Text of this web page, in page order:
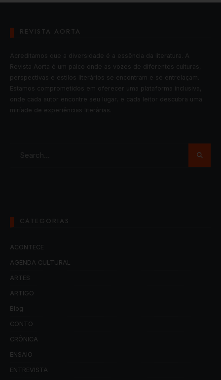
REVISTA AORTA
Acreditamos que a diversidade é a essência da literatura. A
Revista Aorta é um palco onde as vozes de diferentes culturas,
perspectivas e estilos literários se encontram e se entrelaçam.
Estamos comprometidos em oferecer uma plataforma inclusiva,
onde cada autor encontre seu lugar, e cada leitor descubra uma
miríade de experiências literárias.
CATEGORIAS
ACONTECE
AGENDA CULTURAL
ARTES
ARTIGO
Blog
CONTO
CRÔNICA
ENSAIO
ENTREVISTA